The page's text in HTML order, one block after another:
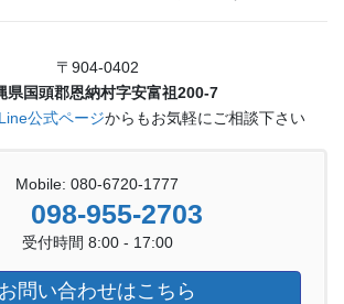
〒904-0402
県国頭郡恩納村字安富祖200-7
Line公式ページからもお気軽にご相談下さい
Mobile: 080-6720-1777
098-955-2703
受付時間 8:00 - 17:00
お問い合わせはこちら